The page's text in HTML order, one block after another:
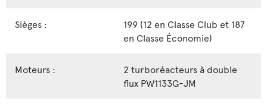
Sièges :
199 (12 en Classe Club et 187
en Classe Économie)
Moteurs :
2 turboréacteurs à double
flux PW1133G-JM